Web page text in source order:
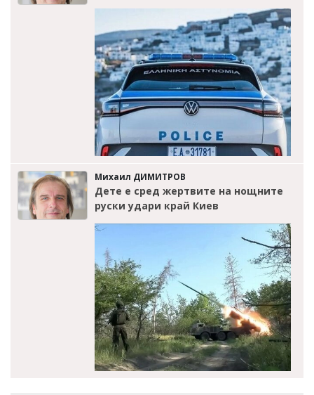
Михаил ДИМИТРОВ
Дете е сред жертвите на нощните
руски удари край Киев